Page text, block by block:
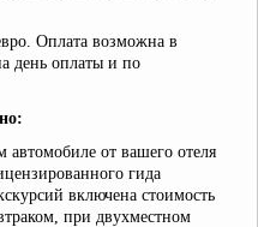
Оплата возможна в
день оплаты и по
автомобиле от вашего отеля
гида
включена стоимость
при двухместном